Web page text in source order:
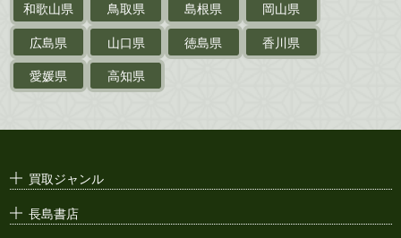
支那・満洲・朝鮮・
台湾関係古資料
ポスター・チラシ・
和歌山県
鳥取県 島根県
岡山県
広島県
山口県 徳島県
香川県
愛媛県
高知県
買取ジャンル
長島書店